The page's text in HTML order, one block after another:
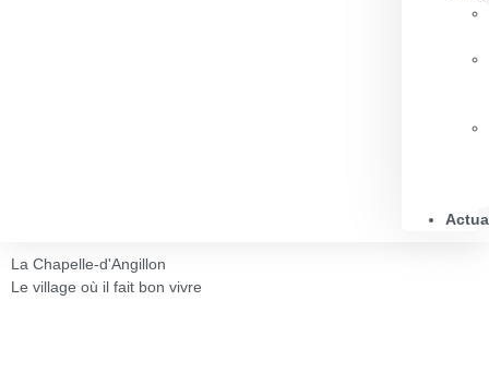
La Chapelle-d'Angillon
Le village où il fait bon vivre